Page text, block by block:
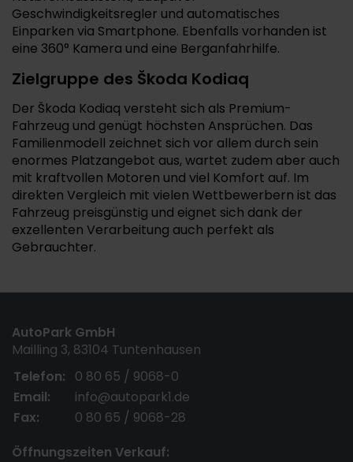
Geschwindigkeitsregler und automatisches
Einparken via Smartphone. Ebenfalls vorhanden ist
eine 360° Kamera und eine Berganfahrhilfe.
Zielgruppe des Škoda Kodiaq
Der Škoda Kodiaq versteht sich als Premium-
Fahrzeug und genügt höchsten Ansprüchen. Das
Familienmodell zeichnet sich vor allem durch sein
enormes Platzangebot aus, wartet zudem aber auch
mit kraftvollen Motoren und viel Komfort auf. Im
direkten Vergleich mit vielen Wettbewerbern ist das
Fahrzeug preisgünstig und eignet sich dank der
exzellenten Verarbeitung auch perfekt als
Gebrauchter.
AutoPark GmbH
Mailling 3, 83104 Tuntenhausen
Telefon:
0 80 65 / 9068-0
Email:
info@autopark1.de
Fax:
0 80 65 / 9068-28
Öffnungszeiten Verkauf: